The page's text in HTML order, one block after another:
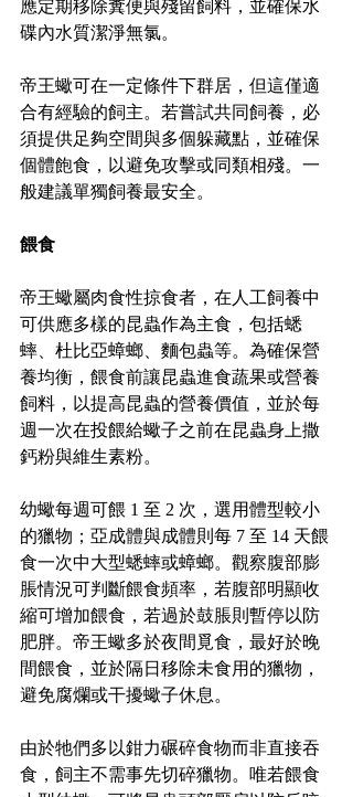
應定期移除糞便與殘留飼料，並確保水
碟內水質潔淨無氯。
帝王蠍可在一定條件下群居，但這僅適
合有經驗的飼主。若嘗試共同飼養，必
須提供足夠空間與多個躲藏點，並確保
個體飽食，以避免攻擊或同類相殘。一
般建議單獨飼養最安全。
餵食
帝王蠍屬肉食性掠食者，在人工飼養中
可供應多樣的昆蟲作為主食，包括蟋
蟀、杜比亞蟑螂、麵包蟲等。為確保營
養均衡，餵食前讓昆蟲進食蔬果或營養
飼料，以提高昆蟲的營養價值，並於每
週一次在投餵給蠍子之前在昆蟲身上撒
鈣粉與維生素粉。
幼蠍每週可餵 1 至 2 次，選用體型較小
的獵物；亞成體與成體則每 7 至 14 天餵
食一次中大型蟋蟀或蟑螂。觀察腹部膨
脹情況可判斷餵食頻率，若腹部明顯收
縮可增加餵食，若過於鼓脹則暫停以防
肥胖。帝王蠍多於夜間覓食，最好於晚
間餵食，並於隔日移除未食用的獵物，
避免腐爛或干擾蠍子休息。
由於牠們多以鉗力碾碎食物而非直接吞
食，飼主不需事先切碎獵物。唯若餵食